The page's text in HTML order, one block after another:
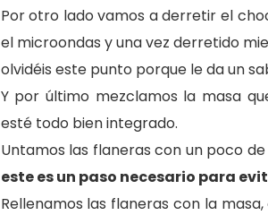
Por otro lado vamos a derretir el
el microondas y una vez derretido
olvidéis este punto porque le da un
Y por último mezclamos la masa
esté todo bien integrado.
Untamos las flaneras con un poco
este es un paso necesario para
Rellenamos las flaneras con la